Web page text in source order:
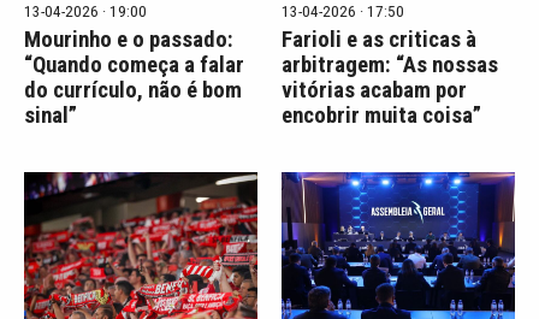
13-04-2026 · 19:00
Mourinho e o passado:
“Quando começa a falar
do currículo, não é bom
sinal”
13-04-2026 · 17:50
Farioli e as criticas à
arbitragem: “As nossas
vitórias acabam por
encobrir muita coisa”